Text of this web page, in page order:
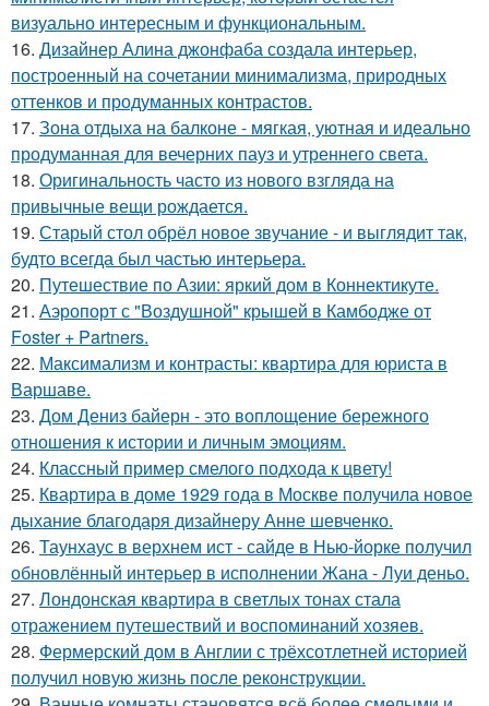
визуально интересным и функциональным.
16. Дизайнер Алина джонфаба создала интерьер,
построенный на сочетании минимализма, природных
оттенков и продуманных контрастов.
17. Зона отдыха на балконе - мягкая, уютная и идеально
продуманная для вечерних пауз и утреннего света.
18. Оригинальность часто из нового взгляда на
привычные вещи рождается.
19. Старый стол обрёл новое звучание - и выглядит так,
будто всегда был частью интерьера.
20. Путешествие по Азии: яркий дом в Коннектикуте.
21. Аэропорт с "Воздушной" крышей в Камбодже от
Foster + Partners.
22. Максимализм и контрасты: квартира для юриста в
Варшаве.
23. Дом Дениз байерн - это воплощение бережного
отношения к истории и личным эмоциям.
24. Классный пример смелого подхода к цвету!
25. Квартира в доме 1929 года в Москве получила новое
дыхание благодаря дизайнеру Анне шевченко.
26. Таунхаус в верхнем ист - сайде в Нью-йорке получил
обновлённый интерьер в исполнении Жана - Луи деньо.
27. Лондонская квартира в светлых тонах стала
отражением путешествий и воспоминаний хозяев.
28. Фермерский дом в Англии с трёхсотлетней историей
получил новую жизнь после реконструкции.